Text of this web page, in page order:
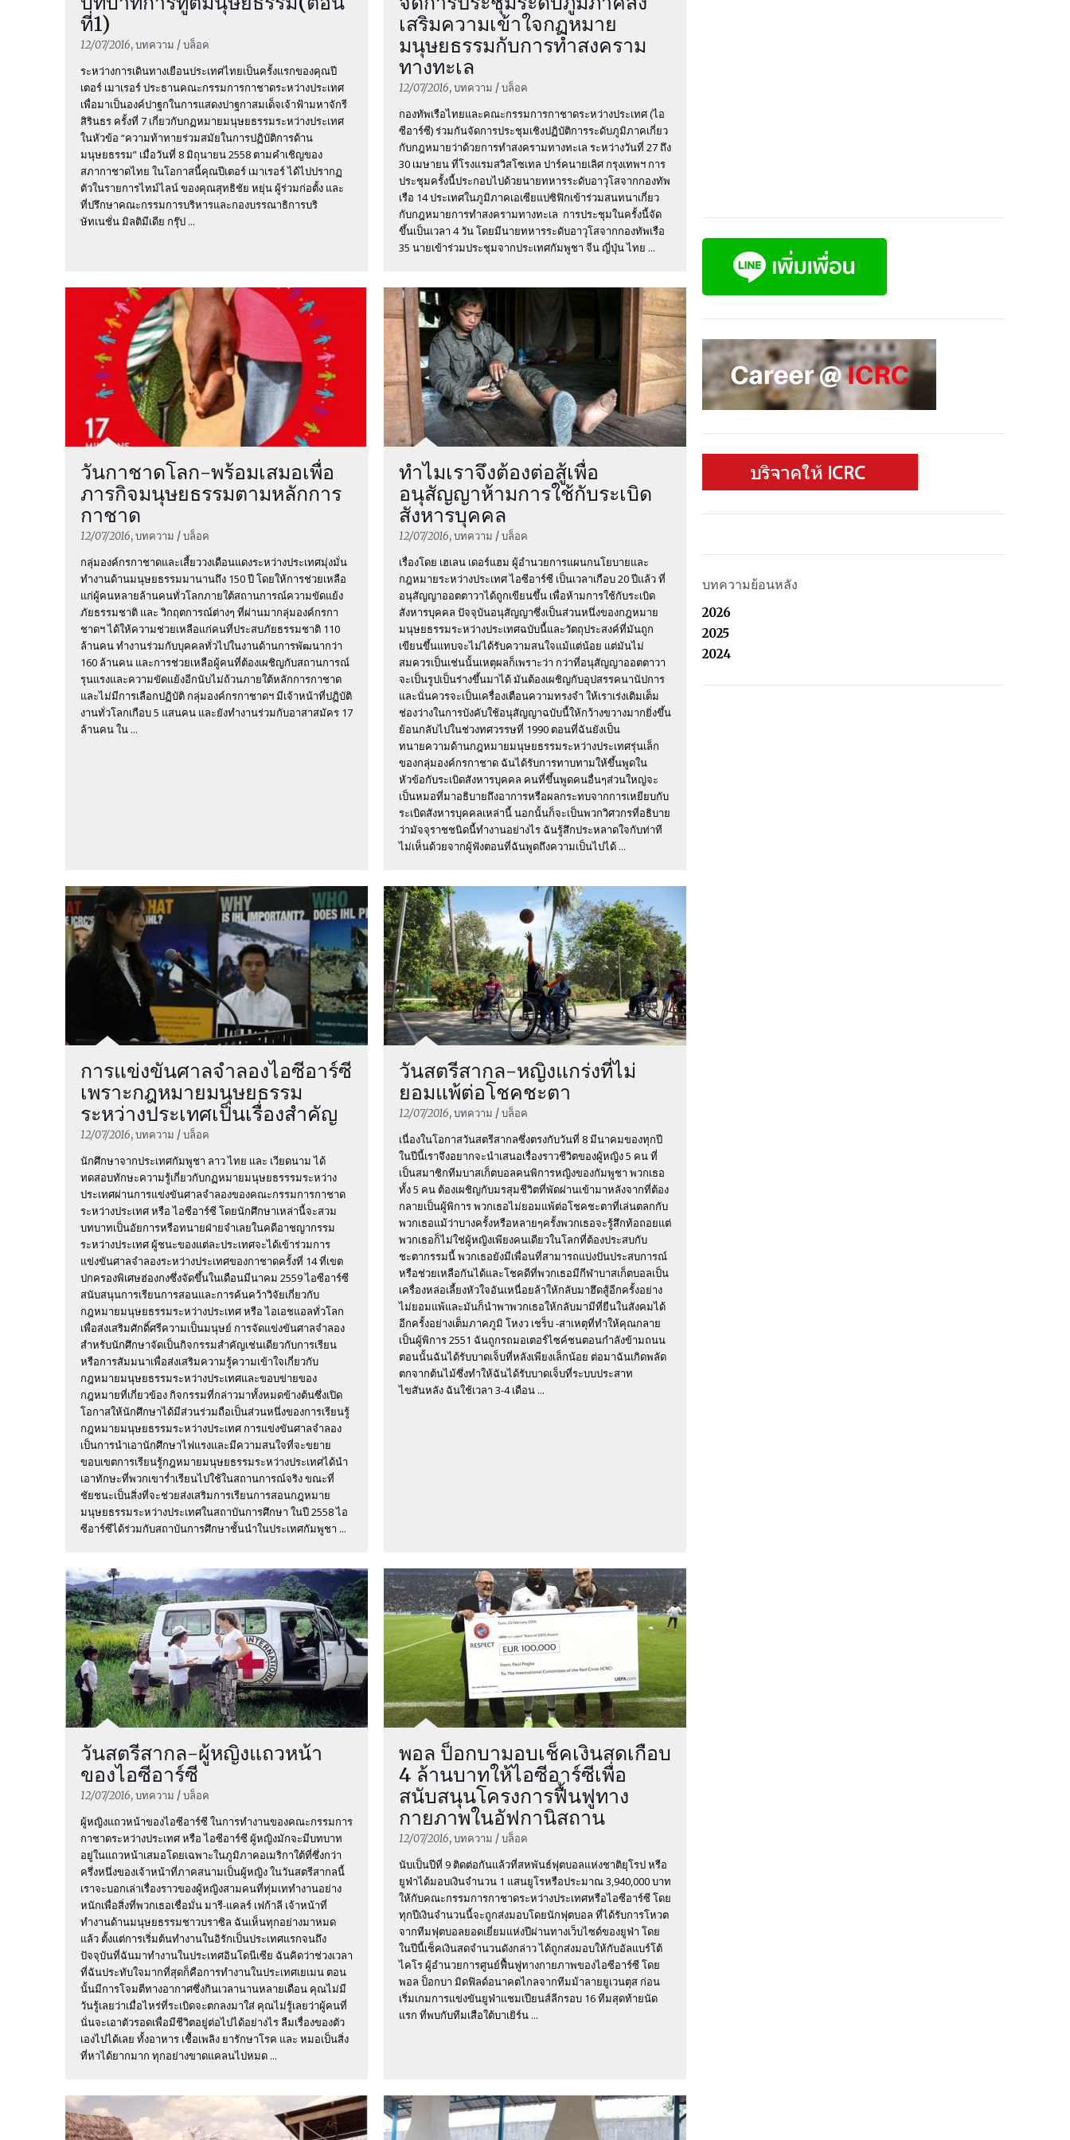
อ่านต่อ
ไอซีอาร์ซีเผยแพร่แผน
ยุทธศาสตร์ ประจำปี 2024-
2027
อ่านต่อ
ความชอบธรรมในการประกาศ
สงครามและการทำสงครามที่
jus in bello คืออะไร?
อ่านต่อ
10 หนังที่ทำให้ภาพสงคราม
เปลี่ยนไป เมื่อคุณเข้าใจ
กฎหมายมนุษยธรรม (IHL)
อ่านต่อ
ที่1)
12/07/2016, บทความ / บล็อค
ระหว่างการเดินทางเยือนประเทศไทยเป็นครั้งแรกของคุณปี
เตอร์ เมาเรอร์ ประธานคณะกรรมการกาชาดระหว่างประเทศ
เพื่อมาเป็นองค์ปาฐกในการแสดงปาฐกาสมเด็จเจ้าฟ้ามหาจักรี
สิรินธร ครั้งที่ 7 เกี่ยวกับกฏหมายมนุษยธรรมระหว่างประเทศ
ในหัวข้อ “ความท้าทายร่วมสมัยในการปฏิบัติการด้าน
มนุษยธรรม” เมื่อวันที่ 8 มิถุนายน 2558 ตามคำเชิญของ
สภากาชาดไทย ในโอกาสนี้คุณปีเตอร์ เมาเรอร์ ได้ไปปรากฏ
ตัวในรายการไทม์ไลน์ ของคุณสุทธิชัย หยุ่น ผู้ร่วมก่อตั้ง และ
ที่ปรึกษาคณะกรรมการบริหารและกองบรรณาธิการบริ
ษัทเนชั่น มิลติมีเดีย กรุ๊ป ...
เสริมความเข้าใจกฏหมาย
มนุษยธรรมกับการทำสงคราม
ทางทะเล
12/07/2016, บทความ / บล็อค
กองทัพเรือไทยและคณะกรรมการกาชาดระหว่างประเทศ (ไอ
ซีอาร์ซี) ร่วมกันจัดการประชุมเชิงปฏิบัติการระดับภูมิภาคเกี่ยว
กับกฎหมายว่าด้วยการทำสงครามทางทะเล ระหว่างวันที่ 27 ถึง
30 เมษายน ที่โรงแรมสวิสโซเทล ปาร์คนายเลิศ กรุงเทพฯ การ
ประชุมครั้งนี้ประกอบไปด้วยนายทหารระดับอาวุโสจากกองทัพ
เรือ 14 ประเทศในภูมิภาคเอเซียแปซิฟิกเข้าร่วมสนทนาเกี่ยว
กับกฎหมายการทำสงครามทางทะเล การประชุมในครั้งนี้จัด
ขึ้นเป็นเวลา 4 วัน โดยมีนายทหารระดับอาวุโสจากกองทัพเรือ
35 นายเข้าร่วมประชุมจากประเทศกัมพูชา จีน ญี่ปุ่น ไทย ...
วันกาชาดโลก-พร้อมเสมอเพื่อ
ภารกิจมนุษยธรรมตามหลักการ
กาชาด
12/07/2016, บทความ / บล็อค
กลุ่มองค์กรกาชาดและเสี้ยววงเดือนแดงระหว่างประเทศมุ่งมั่น
ทำงานด้านมนุษยธรรมมานานถึง 150 ปี โดยให้การช่วยเหลือ
แก่ผู้คนหลายล้านคนทั่วโลกภายใต้สถานการณ์ความขัดแย้ง
ภัยธรรมชาติ และ วิกฤตการณ์ต่างๆ ที่ผ่านมากลุ่มองค์กรกา
ชาดฯ ได้ให้ความช่วยเหลือแก่คนที่ประสบภัยธรรมชาติ 110
ล้านคน ทำงานร่วมกับบุคคลทั่วไปในงานด้านการพัฒนากว่า
160 ล้านคน และการช่วยเหลือผู้คนที่ต้องเผชิญกับสถานการณ์
รุนแรงและความขัดแย้งอีกนับไม่ถ้วนภายใต้หลักการกาชาด
และไม่มีการเลือกปฏิบัติ กลุ่มองค์กรกาชาดฯ มีเจ้าหน้าที่ปฏิบัติ
งานทั่วโลกเกือบ 5 แสนคน และยังทำงานร่วมกับอาสาสมัคร 17
ล้านคน ใน ...
ทำไมเราจึงต้องต่อสู้เพื่อ
อนุสัญญาห้ามการใช้กับระเบิด
สังหารบุคคล
12/07/2016, บทความ / บล็อค
เรื่องโดย เฮเลน เดอร์แฮม ผู้อำนวยการแผนกนโยบายและ
กฎหมายระหว่างประเทศ ไอซีอาร์ซี เป็นเวลาเกือบ 20 ปีแล้ว ที่
อนุสัญญาออตตาวาได้ถูกเขียนขึ้น เพื่อห้ามการใช้กับระเบิด
สังหารบุคคล ปัจจุบันอนุสัญญาซึ่งเป็นส่วนหนึ่งของกฎหมาย
มนุษยธรรมระหว่างประเทศฉบับนี้และวัตถุประสงค์ที่มันถูก
เขียนขึ้นแทบจะไม่ได้รับความสนใจแม้แต่น้อย แต่มันไม่
สมควรเป็นเช่นนั้นเหตุผลก็เพราะว่า กว่าที่อนุสัญญาออตตาวา
จะเป็นรูปเป็นร่างขึ้นมาได้ มันต้องเผชิญกับอุปสรรคนานัปการ
และนั่นควรจะเป็นเครื่องเตือนความทรงจำ ให้เราเร่งเติมเต็ม
ช่องว่างในการบังคับใช้อนุสัญญาฉบับนี้ให้กว้างขวางมากยิ่งขึ้น
ย้อนกลับไปในช่วงทศวรรษที่ 1990 ตอนที่ฉันยังเป็น
ทนายความด้านกฎหมายมนุษยธรรมระหว่างประเทศรุ่นเล็ก
ของกลุ่มองค์กรกาชาด ฉันได้รับการทาบทามให้ขึ้นพูดใน
หัวข้อกับระเบิดสังหารบุคคล คนที่ขึ้นพูดคนอื่นๆส่วนใหญ่จะ
เป็นหมอที่มาอธิบายถึงอาการหรือผลกระทบจากการเหยียบกับ
ระเบิดสังหารบุคคลเหล่านี้ นอกนั้นก็จะเป็นพวกวิศวกรที่อธิบาย
ว่ามัจจุราชชนิดนี้ทำงานอย่างไร ฉันรู้สึกประหลาดใจกับท่าที
ไม่เห็นด้วยจากผู้ฟังตอนที่ฉันพูดถึงความเป็นไปได้ ...
การแข่งขันศาลจำลองไอซีอาร์ซี
เพราะกฎหมายมนุษยธรรม
ระหว่างประเทศเป็นเรื่องสำคัญ
12/07/2016, บทความ / บล็อค
นักศึกษาจากประเทศกัมพูชา ลาว ไทย และ เวียดนาม ได้
ทดสอบทักษะความรู้เกี่ยวกับกฏหมายมนุษยธรรรมระหว่าง
ประเทศผ่านการแข่งขันศาลจำลองของคณะกรรมการกาชาด
ระหว่างประเทศ หรือ ไอซีอาร์ซี โดยนักศึกษาเหล่านี้จะสวม
บทบาทเป็นอัยการหรือทนายฝ่ายจำเลยในคดีอาชญากรรม
ระหว่างประเทศ ผู้ชนะของแต่ละประเทศจะได้เข้าร่วมการ
แข่งขันศาลจำลองระหว่างประเทศของกาชาดครั้งที่ 14 ที่เขต
ปกครองพิเศษฮ่องกงซึ่งจัดขึ้นในเดือนมีนาคม 2559 ไอซีอาร์ซี
สนับสนุนการเรียนการสอนและการค้นคว้าวิจัยเกี่ยวกับ
กฎหมายมนุษยธรรมระหว่างประเทศ หรือ ไอเอชแอลทั่วโลก
เพื่อส่งเสริมศักดิ์ศรีความเป็นมนุษย์ การจัดแข่งขันศาลจำลอง
สำหรับนักศึกษาจัดเป็นกิจกรรมสำคัญเช่นเดียวกับการเรียน
หรือการสัมมนาเพื่อส่งเสริมความรู้ความเข้าใจเกี่ยวกับ
กฎหมายมนุษยธรรมระหว่างประเทศและขอบข่ายของ
กฎหมายที่เกี่ยวข้อง กิจกรรมที่กล่าวมาทั้งหมดข้างต้นซึ่งเปิด
โอกาสให้นักศึกษาได้มีส่วนร่วมถือเป็นส่วนหนึ่งของการเรียนรู้
กฎหมายมนุษยธรรมระหว่างประเทศ การแข่งขันศาลจำลอง
เป็นการนำเอานักศึกษาไฟแรงและมีความสนใจที่จะขยาย
ขอบเขตการเรียนรู้กฎหมายมนุษยธรรมระหว่างประเทศได้นำ
เอาทักษะที่พวกเขาร่ำเรียนไปใช้ในสถานการณ์จริง ขณะที่
ชัยชนะเป็นสิ่งที่จะช่วยส่งเสริมการเรียนการสอนกฎหมาย
มนุษยธรรมระหว่างประเทศในสถาบันการศึกษา ในปี 2558 ไอ
ซีอาร์ซีได้ร่วมกับสถาบันการศึกษาชั้นนำในประเทศกัมพูชา ...
วันสตรีสากล-หญิงแกร่งที่ไม่
ยอมแพ้ต่อโชคชะตา
12/07/2016, บทความ / บล็อค
เนื่องในโอกาสวันสตรีสากลซึ่งตรงกับวันที่ 8 มีนาคมของทุกปี
ในปีนี้เราจึงอยากจะนำเสนอเรื่องราวชีวิตของผู้หญิง 5 คน ที่
เป็นสมาชิกทีมบาสเก็ตบอลคนพิการหญิงของกัมพูชา พวกเธอ
ทั้ง 5 คน ต้องเผชิญกับมรสุมชีวิตที่พัดผ่านเข้ามาหลังจากที่ต้อง
กลายเป็นผู้พิการ พวกเธอไม่ยอมแพ้ต่อโชคชะตาที่เล่นตลกกับ
พวกเธอแม้ว่าบางครั้งหรือหลายๆครั้งพวกเธอจะรู้สึกท้อถอยแต่
พวกเธอก็ไม่ใช่ผู้หญิงเพียงคนเดียวในโลกที่ต้องประสบกับ
ชะตากรรมนี้ พวกเธอยังมีเพื่อนที่สามารถแบ่งปันประสบการณ์
หรือช่วยเหลือกันได้และโชคดีที่พวกเธอมีกีฬาบาสเก็ตบอลเป็น
เครื่องหล่อเลี้ยงหัวใจอันเหนื่อยล้าให้กลับมาฮึดสู้อีกครั้งอย่าง
ไม่ยอมแพ้และมันก็นำพาพวกเธอให้กลับมามีที่ยืนในสังคมได้
อีกครั้งอย่างเต็มภาคภูมิ โหงว เชร็บ -สาเหตุที่ทำให้คุณกลาย
เป็นผู้พิการ 2551 ฉันถูกรถมอเตอร์ไซค์ชนตอนกำลังข้ามถนน
ตอนนั้นฉันได้รับบาดเจ็บที่หลังเพียงเล็กน้อย ต่อมาฉันเกิดพลัด
ตกจากต้นไม้ซึ่งทำให้ฉันได้รับบาดเจ็บที่ระบบประสาท
ไขสันหลัง ฉันใช้เวลา 3-4 เดือน ...
วันสตรีสากล-ผู้หญิงแถวหน้า
ของไอซีอาร์ซี
12/07/2016, บทความ / บล็อค
ผู้หญิงแถวหน้าของไอซีอาร์ซี ในการทำงานของคณะกรรมการ
กาชาดระหว่างประเทศ หรือ ไอซีอาร์ซี ผู้หญิงมักจะมีบทบาท
อยู่ในแถวหน้าเสมอโดยเฉพาะในภูมิภาคอเมริกาใต้ที่ซึ่งกว่า
ครึ่งหนึ่งของเจ้าหน้าที่ภาคสนามเป็นผู้หญิง ในวันสตรีสากลนี้
เราจะบอกเล่าเรื่องราวของผู้หญิงสามคนที่ทุ่มเททำงานอย่าง
หนักเพื่อสิ่งที่พวกเธอเชื่อมั่น มารี-แคลร์ เฟก้าลี เจ้าหน้าที่
ทำงานด้านมนุษยธรรมชาวบราซิล ฉันเห็นทุกอย่างมาหมด
แล้ว ตั้งแต่การเริ่มต้นทำงานในอิรักเป็นประเทศแรกจนถึง
ปัจจุบันที่ฉันมาทำงานในประเทศอินโดนีเซีย ฉันคิดว่าช่วงเวลา
ที่ฉันประทับใจมากที่สุดก็คือการทำงานในประเทศเยเมน ตอน
นั้นมีการโจมตีทางอากาศซึ่งกินเวลานานหลายเดือน คุณไม่มี
วันรู้เลยว่าเมื่อไหร่ที่ระเบิดจะตกลงมาใส่ คุณไม่รู้เลยว่าผู้คนที่
นั่นจะเอาตัวรอดเพื่อมีชีวิตอยู่ต่อไปได้อย่างไร ลืมเรื่องของตัว
เองไปได้เลย ทั้งอาหาร เชื้อเพลิง ยารักษาโรค และ หมอเป็นสิ่ง
ที่หาได้ยากมาก ทุกอย่างขาดแคลนไปหมด ...
พอล ป็อกบามอบเช็คเงินสดเกือบ
4 ล้านบาทให้ไอซีอาร์ซีเพื่อ
สนับสนุนโครงการฟื้นฟูทาง
กายภาพในอัฟกานิสถาน
12/07/2016, บทความ / บล็อค
นับเป็นปีที่ 9 ติดต่อกันแล้วที่สหพันธ์ฟุตบอลแห่งชาติยุโรป หรือ
ยูฟ่าได้มอบเงินจำนวน 1 แสนยูโรหรือประมาณ 3,940,000 บาท
ให้กับคณะกรรมการกาชาดระหว่างประเทศหรือไอซีอาร์ซี โดย
ทุกปีเงินจำนวนนี้จะถูกส่งมอบโดยนักฟุตบอล ที่ได้รับการโหวต
จากทีมฟุตบอลยอดเยี่ยมแห่งปีผ่านทางเว็บไซด์ของยูฟ่า โดย
ในปีนี้เช็คเงินสดจำนวนดังกล่าว ได้ถูกส่งมอบให้กับอัลแบร์โต้
ไคโร ผู้อำนวยการศูนย์ฟื้นฟูทางกายภาพของไอซีอาร์ซี โดย
พอล ป็อกบา มิดฟิลด์อนาคตไกลจากทีมม้าลายยูเวนตุส ก่อน
เริ่มเกมการแข่งขันยูฟ่าแชมเปียนส์ลีกรอบ 16 ทีมสุดท้ายนัด
แรก ที่พบกับทีมเสือใต้บาเยิร์น ...
บทความย้อนหลัง
2026
2025
2024